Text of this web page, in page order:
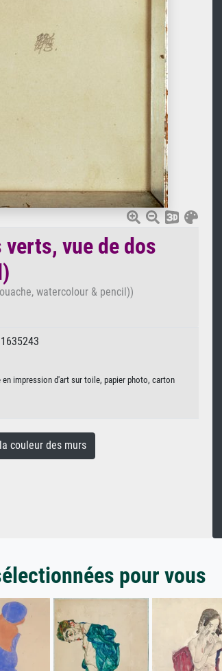
vue de dos
watercolour & pencil))
en impression d'art sur toile, papier photo, carton
couleur des murs
pour vous